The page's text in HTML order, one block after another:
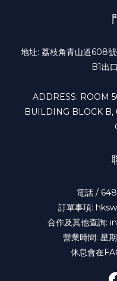
地址: 荔枝角青山道608
B1出
ADDRESS: ROOM
BUILDING BLOCK B,
電話 /
訂單事項:
合作及其他查詢:
營業時間: 星
休息會在